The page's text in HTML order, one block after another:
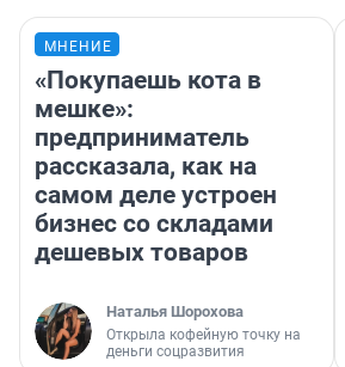
МНЕНИЕ
«Покупаешь кота в
мешке»:
предприниматель
рассказала, как на
самом деле устроен
бизнес со складами
дешевых товаров
Наталья Шорохова
Открыла кофейную точку на
деньги соцразвития